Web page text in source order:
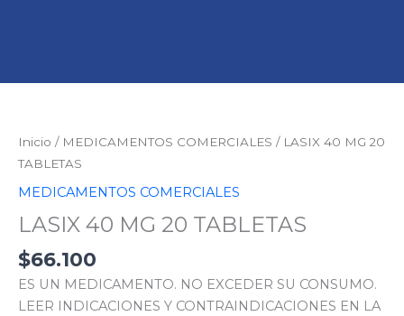
Inicio / MEDICAMENTOS COMERCIALES / LASIX 40 MG 20
TABLETAS
MEDICAMENTOS COMERCIALES
LASIX 40 MG 20 TABLETAS
$66.100
ES UN MEDICAMENTO. NO EXCEDER SU CONSUMO.
LEER INDICACIONES Y CONTRAINDICACIONES EN LA
MG
20
cantidad